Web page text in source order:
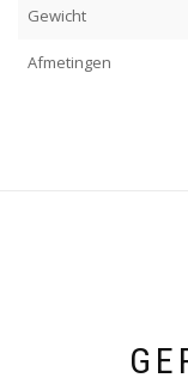
Gewicht
Afmetingen